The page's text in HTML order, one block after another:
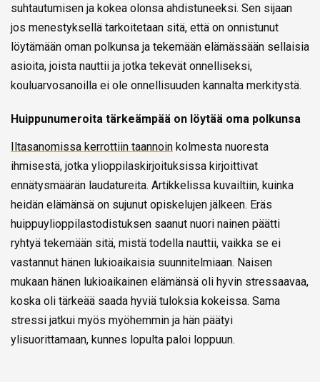
suhtautumisen ja kokea olonsa ahdistuneeksi. Sen sijaan
jos menestyksellä tarkoitetaan sitä, että on onnistunut
löytämään oman polkunsa ja tekemään elämässään sellaisia
asioita, joista nauttii ja jotka tekevät onnelliseksi,
kouluarvosanoilla ei ole onnellisuuden kannalta merkitystä.
Huippunumeroita tärkeämpää on löytää oma polkunsa
Iltasanomissa kerrottiin taannoin kolmesta nuoresta
ihmisestä, jotka ylioppilaskirjoituksissa kirjoittivat
ennätysmäärän laudatureita. Artikkelissa kuvailtiin, kuinka
heidän elämänsä on sujunut opiskelujen jälkeen. Eräs
huippuylioppilastodistuksen saanut nuori nainen päätti
ryhtyä tekemään sitä, mistä todella nauttii, vaikka se ei
vastannut hänen lukioaikaisia suunnitelmiaan. Naisen
mukaan hänen lukioaikainen elämänsä oli hyvin stressaavaa,
koska oli tärkeää saada hyviä tuloksia kokeissa. Sama
stressi jatkui myös myöhemmin ja hän päätyi
ylisuorittamaan, kunnes lopulta paloi loppuun.